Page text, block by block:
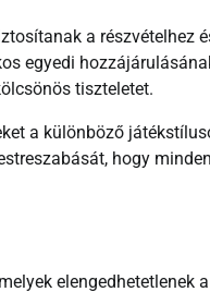
a részvételhez
egyedi
tiszteletet.
a különböző
hogy
elengedhetetlenek